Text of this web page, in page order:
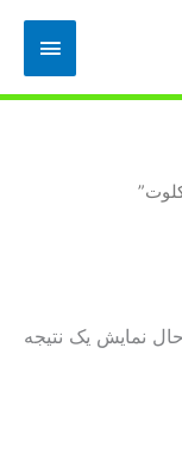
اصلی
نمایش یک نتیجه